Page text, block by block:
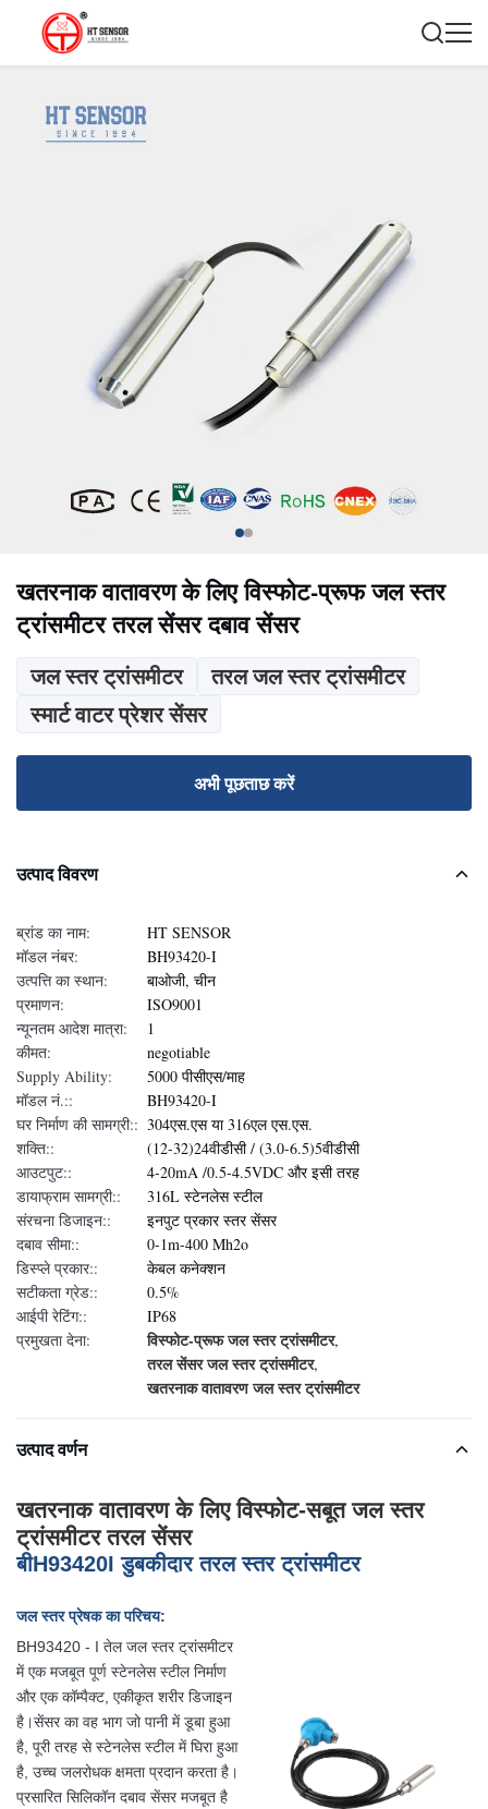
खतरनाक वातावरण के लिए विस्फोट-प्रूफ जल स्तर
ट्रांसमीटर तरल सेंसर दबाव सेंसर
जल स्तर ट्रांसमीटर
तरल जल स्तर ट्रांसमीटर
स्मार्ट वाटर प्रेशर सेंसर
अभी पूछताछ करें
उत्पाद विवरण
ब्रांड का नाम:
HT SENSOR
मॉडल नंबर:
BH93420-I
उत्पत्ति का स्थान:
बाओजी, चीन
प्रमाणन:
ISO9001
न्यूनतम आदेश मात्रा:
1
कीमत:
negotiable
Supply Ability:
5000 पीसीएस/माह
मॉडल नं.::
BH93420-I
घर निर्माण की सामग्री:: 304एस.एस या 316एल एस.एस.
शक्ति::
(12-32)24वीडीसी / (3.0-6.5)5वीडीसी
आउटपुट::
4-20mA /0.5-4.5VDC और इसी तरह
डायाफ्राम सामग्री::
316L स्टेनलेस स्टील
संरचना डिजाइन::
इनपुट प्रकार स्तर सेंसर
दबाव सीमा::
0-1m-400 Mh2o
डिस्प्ले प्रकार::
केबल कनेक्शन
सटीकता ग्रेड::
0.5%
आईपी रेटिंग::
IP68
प्रमुखता देना:
विस्फोट-प्रूफ जल स्तर ट्रांसमीटर,
तरल सेंसर जल स्तर ट्रांसमीटर,
खतरनाक वातावरण जल स्तर ट्रांसमीटर
उत्पाद वर्णन
खतरनाक वातावरण के लिए विस्फोट-सबूत जल स्तर
ट्रांसमीटर तरल सेंसर
बीH93420I डुबकीदार तरल स्तर ट्रांसमीटर
जल स्तर प्रेषक का परिचय:
BH93420 - I तेल जल स्तर ट्रांसमीटर
में एक मजबूत पूर्ण स्टेनलेस स्टील निर्माण
और एक कॉम्पैक्ट, एकीकृत शरीर डिजाइन
है।सेंसर का वह भाग जो पानी में डूबा हुआ
है, पूरी तरह से स्टेनलेस स्टील में घिरा हुआ
है, उच्च जलरोधक क्षमता प्रदान करता है।
प्रसारित सिलिकॉन दबाव सेंसर मजबूत है